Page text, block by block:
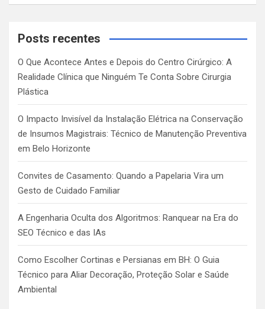
a
c
Posts recentes
O Que Acontece Antes e Depois do Centro Cirúrgico: A
Realidade Clínica que Ninguém Te Conta Sobre Cirurgia
Plástica
O Impacto Invisível da Instalação Elétrica na Conservação
de Insumos Magistrais: Técnico de Manutenção Preventiva
em Belo Horizonte
Convites de Casamento: Quando a Papelaria Vira um
Gesto de Cuidado Familiar
A Engenharia Oculta dos Algoritmos: Ranquear na Era do
SEO Técnico e das IAs
Como Escolher Cortinas e Persianas em BH: O Guia
Técnico para Aliar Decoração, Proteção Solar e Saúde
Ambiental